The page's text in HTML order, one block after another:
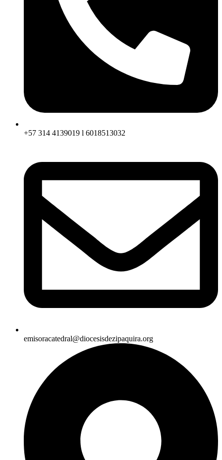
+57 314 4139019 l 6018513032
emisoracatedral@diocesisdezipaquira.org